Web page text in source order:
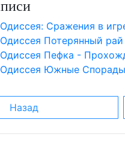
Сражения в
Потерянный
Пефка -
Одиссея Южные
Назад